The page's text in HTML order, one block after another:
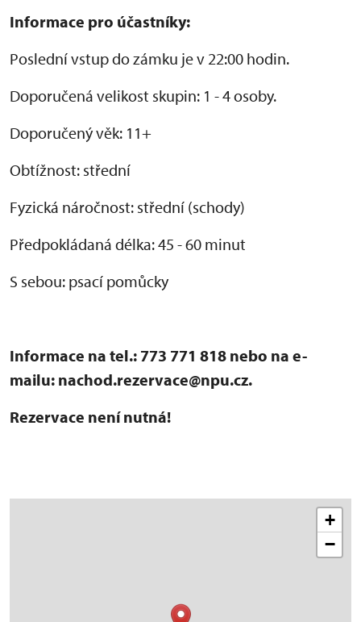
Informace pro účastníky:
Poslední vstup do zámku je v 22:00 hodin.
Doporučená velikost skupin: 1 - 4 osoby.
Doporučený věk: 11+
Obtížnost: střední
Fyzická náročnost: střední (schody)
Předpokládaná délka: 45 - 60 minut
S sebou: psací pomůcky
Informace na tel.: 773 771 818 nebo na e-
mailu: nachod.rezervace@npu.cz.
Rezervace není nutná!
+
−